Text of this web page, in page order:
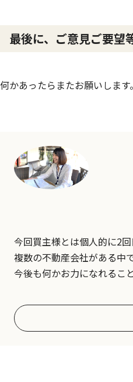
最後に、ご意見ご要望
何かあったらまたお願いします。
今回買主様とは個人的に2
複数の不動産会社がある中
今後も何かお力になれるこ